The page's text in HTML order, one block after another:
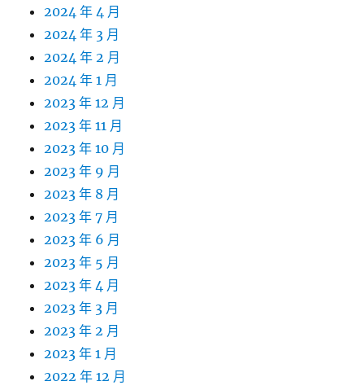
2024 年 4 月
2024 年 3 月
2024 年 2 月
2024 年 1 月
2023 年 12 月
2023 年 11 月
2023 年 10 月
2023 年 9 月
2023 年 8 月
2023 年 7 月
2023 年 6 月
2023 年 5 月
2023 年 4 月
2023 年 3 月
2023 年 2 月
2023 年 1 月
2022 年 12 月